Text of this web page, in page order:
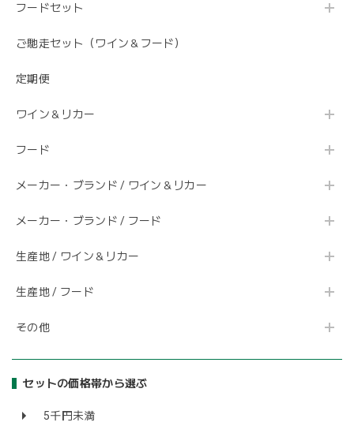
フードセット
ご馳走セット（ワイン＆フード）
定期便
ワイン＆リカー
フード
メーカー・ブランド / ワイン＆リカー
メーカー・ブランド / フード
生産地 / ワイン＆リカー
生産地 / フード
その他
セットの価格帯から選ぶ
5千円未満